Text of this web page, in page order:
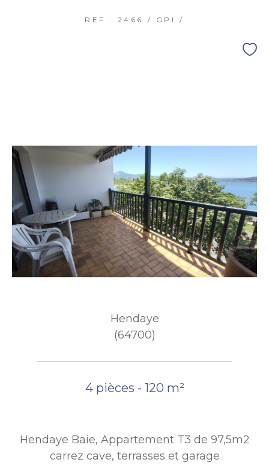
REF : 2466 / GPI /
Hendaye
(64700)
4 pièces - 120 m²
Hendaye Baie, Appartement T3 de 97,5m2
carrez cave, terrasses et garage